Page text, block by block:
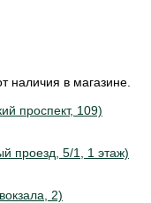
наличия в магазине.
проспект, 109)
проезд, 5/1, 1 этаж)
2)